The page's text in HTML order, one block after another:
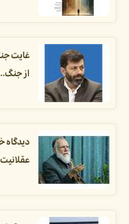
غایت
از
دیدگاه